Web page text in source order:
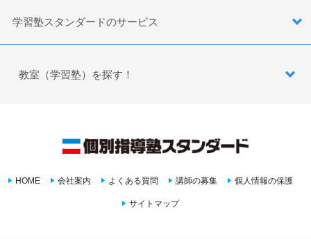
学習塾スタンダードのサービス
教室（学習塾）を探す！
HOME 会社案内 よくある質問 講師の募集 個人情報の保護
サイトマップ